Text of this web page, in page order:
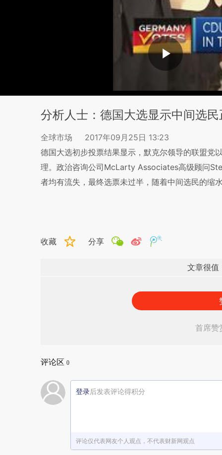
分析人士：德国大选显示中间选
全球市场
2017年09月25日 13:23
德国大选初步投票结果显示，默克尔领导的联盟党
理。政治咨询公司McLarty Associates高级顾问
者均有流失，最终选票未过半，随着中间选民的缩
收藏 分享
文章很值
首席赞
评论区 0
登录后发表评论得积分
评论仅代表网友个人观点，不代表财新网观点